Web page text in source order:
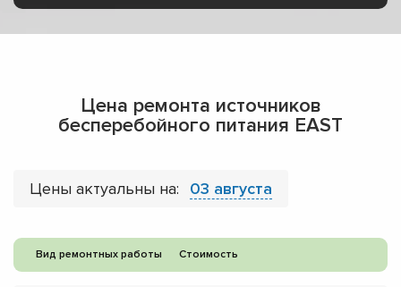
Цена ремонта источников
бесперебойного питания EAST
Цены актуальны на: 03 августа
Вид ремонтных работы Стоимость